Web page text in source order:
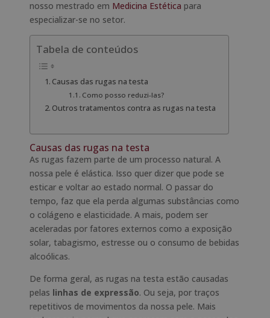
nosso mestrado em Medicina Estética para
especializar-se no setor.
Tabela de conteúdos
Causas das rugas na testa
Como posso reduzi-las?
Outros tratamentos contra as rugas na testa
Causas das rugas na testa
As rugas fazem parte de um processo natural. A
nossa pele é elástica. Isso quer dizer que pode se
esticar e voltar ao estado normal. O passar do
tempo, faz que ela perda algumas substâncias como
o colágeno e elasticidade. A mais, podem ser
aceleradas por fatores externos como a exposição
solar, tabagismo, estresse ou o consumo de bebidas
alcoólicas.
De forma geral, as rugas na testa estão causadas
pelas linhas de expressão. Ou seja, por traços
repetitivos de movimentos da nossa pele. Mais